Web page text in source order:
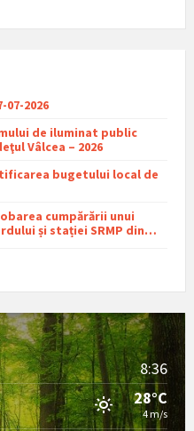
2026
de iluminat public
Vâlcea – 2026
bugetului local de
cumpărării unui
și stației SRMP din
8:36
28°C
4 m/s